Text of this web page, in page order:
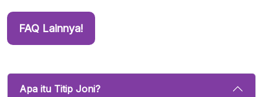
FAQ Lainnya!
Apa itu Titip Joni?